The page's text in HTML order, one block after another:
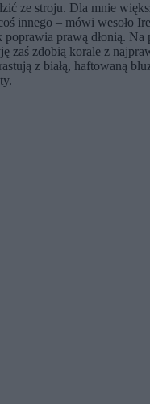
ze stroju. Dla mnie
innego – mówi wesoło
prawą dłonią. Na
zaś zdobią korale z
z białą, haftowaną